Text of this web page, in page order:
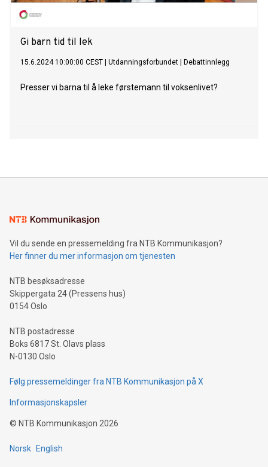
Gi barn tid til lek
15.6.2024 10:00:00 CEST Utdanningsforbundet Debattinnlegg
Presser vi barna til å leke førstemann til voksenlivet?
Vil du sende en pressemelding fra NTB Kommunikasjon?
Her finner du mer informasjon om tjenesten
NTB besøksadresse
Skippergata 24 (Pressens hus)
0154 Oslo
NTB postadresse
Boks 6817 St. Olavs plass
N-0130 Oslo
Følg pressemeldinger fra NTB Kommunikasjon på X
Informasjonskapsler
© NTB Kommunikasjon 2026
Norsk English